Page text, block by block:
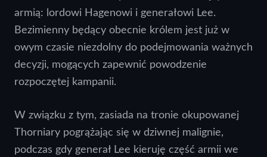
armią: lordowi Hagenowi i generałowi Lee.
Bezimienny będący obecnie królem jest już w
owym czasie niezdolny do podejmowania ważnych
decyzji, mogących zapewnić powodzenie
rozpoczętej kampanii.
W związku z tym, zasiada na tronie okupowanej
Thorniary pogrążając się w dziwnej malignie,
podczas gdy generał Lee kieruję część armii we